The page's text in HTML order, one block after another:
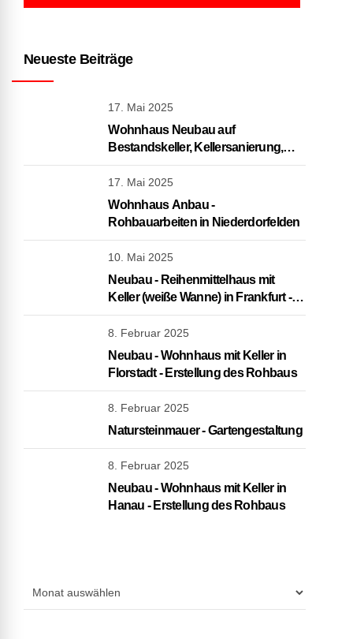
Neueste Beiträge
17. Mai 2025
Wohnhaus Neubau auf
Bestandskeller, Kellersanierung,
Rohbauarbeiten in Frankfurt
17. Mai 2025
Wohnhaus Anbau -
Rohbauarbeiten in Niederdorfelden
10. Mai 2025
Neubau - Reihenmittelhaus mit
Keller (weiße Wanne) in Frankfurt -
schlüsselfertig
8. Februar 2025
Neubau - Wohnhaus mit Keller in
Florstadt - Erstellung des Rohbaus
8. Februar 2025
Natursteinmauer - Gartengestaltung
8. Februar 2025
Neubau - Wohnhaus mit Keller in
Hanau - Erstellung des Rohbaus